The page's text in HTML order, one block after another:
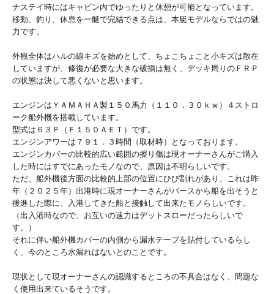
ナステイ時にはキャビン内でゆったりと休憩が可能となっています。
移動、釣り、休息を一艇で完結できる点は、本艇モデルならではの魅
力です。
外観全体はハルの線キズを始めとして、ちょこちょこと小キズは散在
していますが、修復が必要な大きな破損は無く、デッキ周りのＦＲＰ
の状態は決して悪くないと思います。
エンジンはＹＡＭＡＨＡ製１５０馬力（１１０．３０ｋｗ）４ストロ
ーク船外機を搭載しています。
型式は６３Ｐ（Ｆ１５０ＡＥＴ）です。
エンジンアワーは７９１．３時間（取材時）となっております。
エンジンカバーの比較的広い範囲の擦り傷は現オーナーさんがご購入
した時にはすでにあったモノなので、原因は不明らしいです。
ただ、船外機後方面の比較的上部の位置にひび割れがあり、これは昨
年（２０２５年）出港時に現オーナーさんがバースから船を出そうと
後進した際に、入港してきた船と接触して出来たモノらしいです。
（出入港時なので、お互いの速力はデットスローだったらしいで
す。）
それに伴い船外機カバーの内側から漏水テープを貼付しているらし
く、今のところ水漏れはないとのことです。
現状として現オーナーさんの認識するところの不具合はなく、問題な
く使用出来ているそうです。